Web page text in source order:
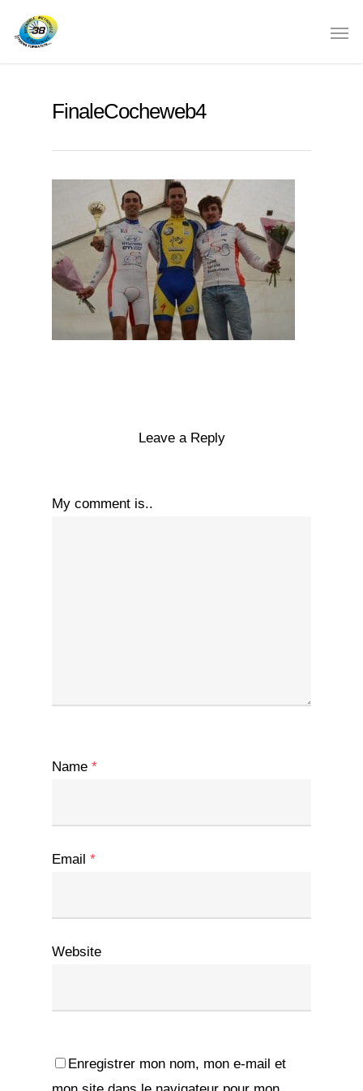
FinaleCocheweb4
Leave a Reply
My comment is..
Name *
Email *
Website
Enregistrer mon nom, mon e-mail et